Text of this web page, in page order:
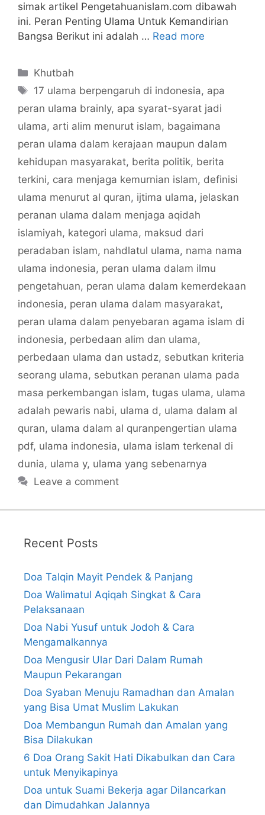
simak artikel Pengetahuanislam.com dibawah
ini. Peran Penting Ulama Untuk Kemandirian
Bangsa Berikut ini adalah … Read more
Categories
Khutbah
Tags
17 ulama berpengaruh di indonesia, apa
peran ulama brainly, apa syarat-syarat jadi
ulama, arti alim menurut islam, bagaimana
peran ulama dalam kerajaan maupun dalam
kehidupan masyarakat, berita politik, berita
terkini, cara menjaga kemurnian islam, definisi
ulama menurut al quran, ijtima ulama, jelaskan
peranan ulama dalam menjaga aqidah
islamiyah, kategori ulama, maksud dari
peradaban islam, nahdlatul ulama, nama nama
ulama indonesia, peran ulama dalam ilmu
pengetahuan, peran ulama dalam kemerdekaan
indonesia, peran ulama dalam masyarakat,
peran ulama dalam penyebaran agama islam di
indonesia, perbedaan alim dan ulama,
perbedaan ulama dan ustadz, sebutkan kriteria
seorang ulama, sebutkan peranan ulama pada
masa perkembangan islam, tugas ulama, ulama
adalah pewaris nabi, ulama d, ulama dalam al
quran, ulama dalam al quranpengertian ulama
pdf, ulama indonesia, ulama islam terkenal di
dunia, ulama y, ulama yang sebenarnya
Leave a comment
Recent Posts
Doa Talqin Mayit Pendek & Panjang
Doa Walimatul Aqiqah Singkat & Cara
Pelaksanaan
Doa Nabi Yusuf untuk Jodoh & Cara
Mengamalkannya
Doa Mengusir Ular Dari Dalam Rumah
Maupun Pekarangan
Doa Syaban Menuju Ramadhan dan Amalan
yang Bisa Umat Muslim Lakukan
Doa Membangun Rumah dan Amalan yang
Bisa Dilakukan
6 Doa Orang Sakit Hati Dikabulkan dan Cara
untuk Menyikapinya
Doa untuk Suami Bekerja agar Dilancarkan
dan Dimudahkan Jalannya